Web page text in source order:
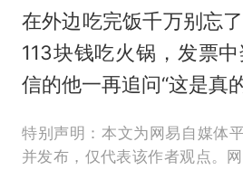
在外边吃完饭千万别忘
113块钱吃火锅，发票
信的他一再追问“这是真
特别声明：本文为网易自媒体
并发布，仅代表该作者观点。